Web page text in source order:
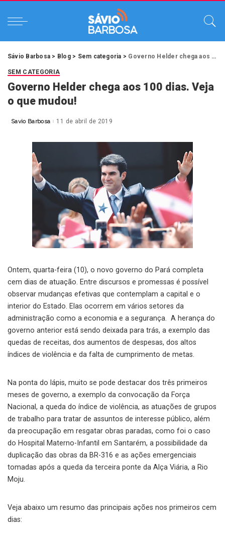
Sávio Barbosa > Blog> Sem categoria > Governo Helder chega aos 100 dias. Veja o que mudou!
SEM CATEGORIA
Governo Helder chega aos 100 dias. Veja
o que mudou!
Posted
Savio Barbosa 11 de abril de 2019
Ontem, quarta-feira (10), o novo governo do Pará completa
cem dias de atuação. Entre discursos e promessas é possível
observar mudanças efetivas que contemplam a capital e o
interior do Estado. Elas ocorrem em vários setores da
administração como a economia e a segurança. A herança do
governo anterior está sendo deixada para trás, a exemplo das
quedas de receitas, dos aumentos de despesas, dos altos
índices de violência e da falta de cumprimento de metas.
Na ponta do lápis, muito se pode destacar dos três primeiros
meses de governo, a exemplo da convocação da Força
Nacional, a queda do índice de violência, as atuações de grupos
de trabalho para tratar de assuntos de interesse público, além
da preocupação em resgatar obras paradas, como foi o caso
do Hospital Materno-Infantil em Santarém, a possibilidade da
duplicação das obras da BR-316 e as ações emergenciais
tomadas após a queda da terceira ponte da Alça Viária, a Rio
Moju.
Veja abaixo um resumo das principais ações nos primeiros cem
dias: